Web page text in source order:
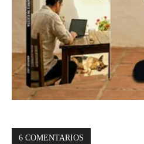
6 COMENTARIOS